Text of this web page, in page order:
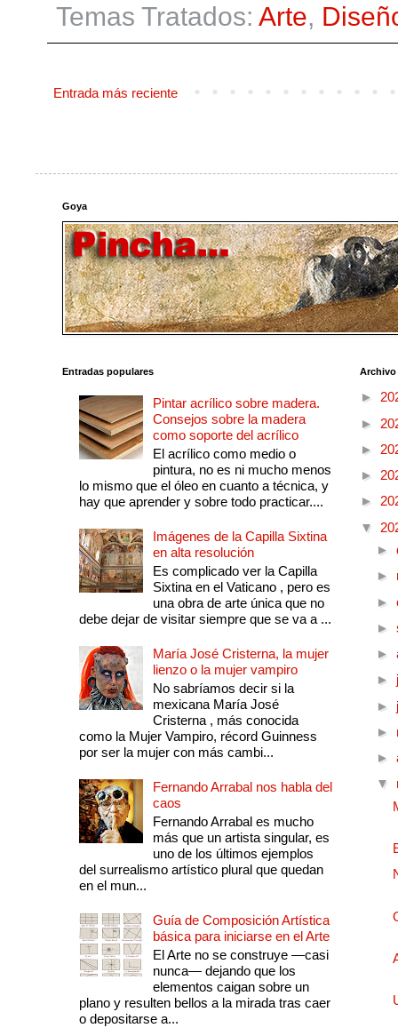
Temas Tratados: Arte,
Entrada más reciente
Goya
Entradas populares
Pintar acrílico sobre madera.
Consejos sobre la madera
como soporte del acrílico
El acrílico como medio o
pintura, no es ni mucho menos
lo mismo que el óleo en cuanto a técnica, y
hay que aprender y sobre todo practicar....
Imágenes de la Capilla Sixtina
en alta resolución
Es complicado ver la Capilla
Sixtina en el Vaticano , pero es
una obra de arte única que no
debe dejar de visitar siempre que se va a ...
María José Cristerna, la mujer
lienzo o la mujer vampiro
No sabríamos decir si la
mexicana María José
Cristerna , más conocida
como la Mujer Vampiro, récord Guinness
por ser la mujer con más cambi...
Fernando Arrabal nos habla del
caos
Fernando Arrabal es mucho
más que un artista singular, es
uno de los últimos ejemplos
del surrealismo artístico plural que quedan
en el mun...
Guía de Composición Artística
básica para iniciarse en el Arte
El Arte no se construye —casi
nunca— dejando que los
elementos caigan sobre un
plano y resulten bellos a la mirada tras caer
o depositarse a...
►
►
►
►
►
▼
►
►
►
►
►
►
►
►
►
▼